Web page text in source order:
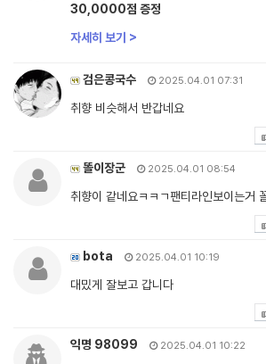
30,0000점 증정
자세히 보기 >
검은콩국수 2025.04.01 07:31
취향 비슷해서 반갑네요
똘이장군 2025.04.01 08:54
취향이 같네요ㅋㅋㄱ팬티라인보이는거
bota 2025.04.01 10:19
대밌게 잘보고 갑니다
익명 98099 2025.04.01 10:22